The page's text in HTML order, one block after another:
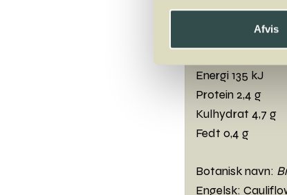
Afvis
letmælksyoghurt
Energi 135 kJ
Protein 2,4 g
Kulhydrat 4,7 g
Fedt 0,4 g
Botanisk navn:
Engelsk: